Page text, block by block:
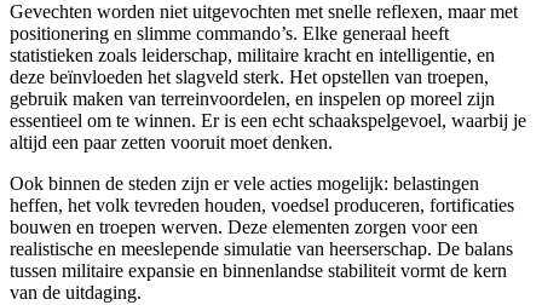
Gevechten worden niet uitgevochten met snelle reflexen, maar met
positionering en slimme commando’s. Elke generaal heeft
statistieken zoals leiderschap, militaire kracht en intelligentie, en
deze beïnvloeden het slagveld sterk. Het opstellen van troepen,
gebruik maken van terreinvoordelen, en inspelen op moreel zijn
essentieel om te winnen. Er is een echt schaakspelgevoel, waarbij je
altijd een paar zetten vooruit moet denken.
Ook binnen de steden zijn er vele acties mogelijk: belastingen
heffen, het volk tevreden houden, voedsel produceren, fortificaties
bouwen en troepen werven. Deze elementen zorgen voor een
realistische en meeslepende simulatie van heerserschap. De balans
tussen militaire expansie en binnenlandse stabiliteit vormt de kern
van de uitdaging.